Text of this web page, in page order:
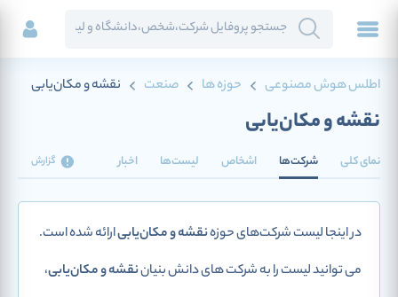
اطلس هوش مصنوعی حوزه ها صنعت نقشه و مکان‌یابی
نقشه و مکان‌یابی
نمای کلی شرکت‌ها اشخاص لیست‌ها اخبار گزارش
در اینجا لیست شرکت‌های حوزهنقشه و مکان‌یابیارائه شده است.
می توانید لیست را به شرکت های دانش بنیاننقشه و مکان‌یابی،